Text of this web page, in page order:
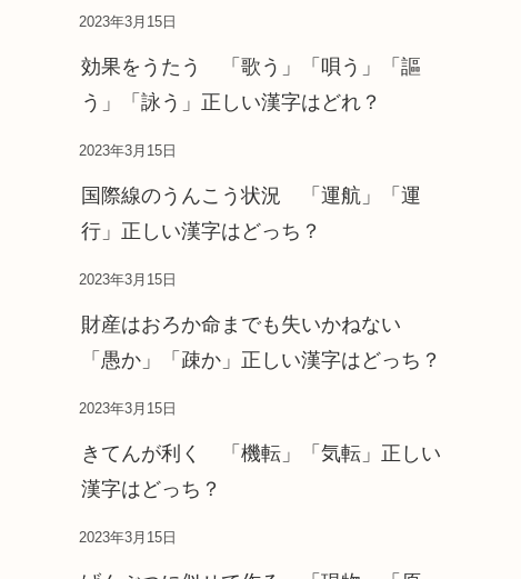
2023年3月15日
効果をうたう 「歌う」「唄う」「謳
う」「詠う」正しい漢字はどれ？
2023年3月15日
国際線のうんこう状況 「運航」「運
行」正しい漢字はどっち？
2023年3月15日
財産はおろか命までも失いかねない
「愚か」「疎か」正しい漢字はどっち？
2023年3月15日
きてんが利く 「機転」「気転」正しい
漢字はどっち？
2023年3月15日